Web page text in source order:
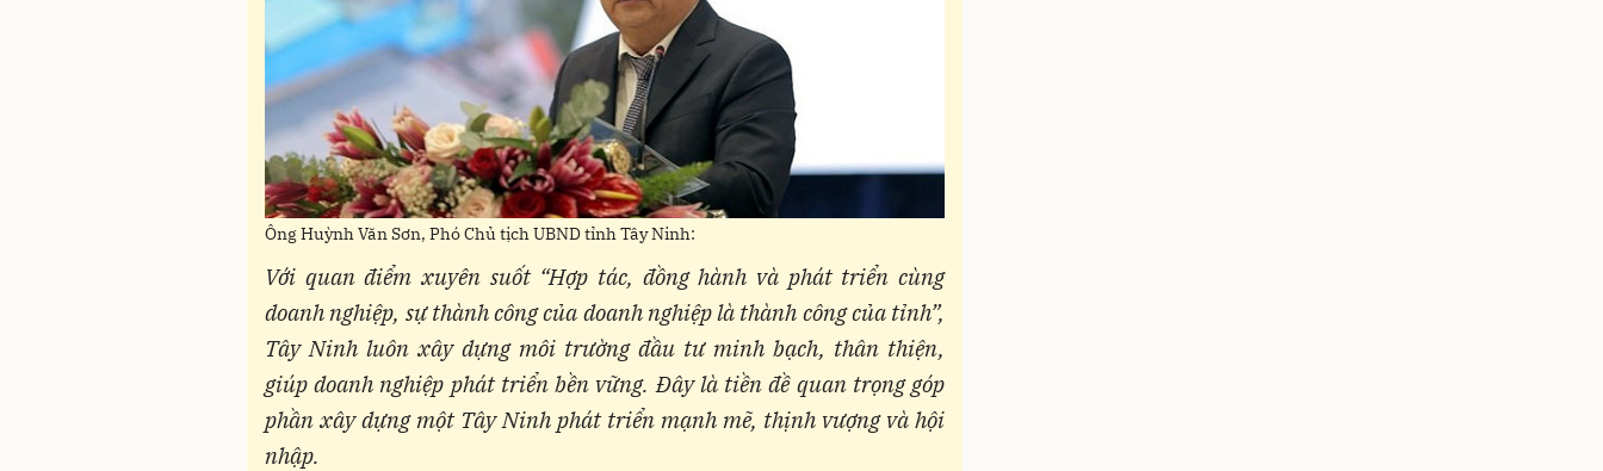
Ông Huỳnh Văn Sơn, Phó Chủ tịch UBND tỉnh Tây Ninh:
Với quan điểm xuyên suốt “Hợp tác, đồng hành và phát triển cùng
doanh nghiệp, sự thành công của doanh nghiệp là thành công của tỉnh”,
Tây Ninh luôn xây dựng môi trường đầu tư minh bạch, thân thiện,
giúp doanh nghiệp phát triển bền vững. Đây là tiền đề quan trọng góp
phần xây dựng một Tây Ninh phát triển mạnh mẽ, thịnh vượng và hội
nhập.